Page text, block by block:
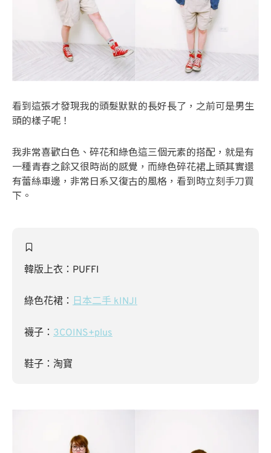
看到這張才發現我的頭髮默默的長好長了，之前可是男生
頭的樣子呢！
我非常喜歡白色、碎花和綠色這三個元素的搭配，就是有
一種青春之餘又很時尚的感覺，而綠色碎花裙上頭其實還
有蕾絲車邊，非常日系又復古的風格，看到時立刻手刀買
下。
韓版上衣：PUFFI
綠色花裙： 日本二手 kINJI
襪子： 3COINS+plus
鞋子：淘寶